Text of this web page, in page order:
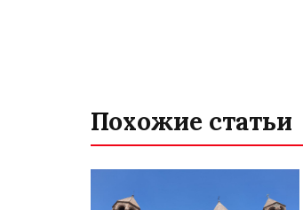
Похожие статьи